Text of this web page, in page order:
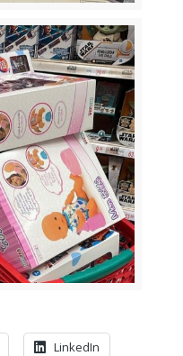
LinkedIn